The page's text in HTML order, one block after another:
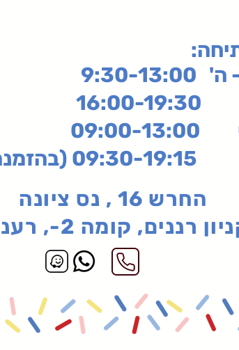
09:00-13:00
מראש)
החרש 16 , נס ציונה
רננים, קומה 2-, רעננה